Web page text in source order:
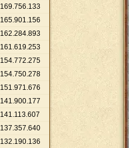
169.756.133
165.901.156
162.284.893
161.619.253
154.772.275
154.750.278
151.971.676
141.900.177
141.113.607
137.357.640
132.190.136